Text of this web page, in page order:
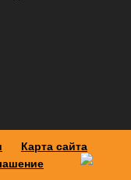
Карта сайта